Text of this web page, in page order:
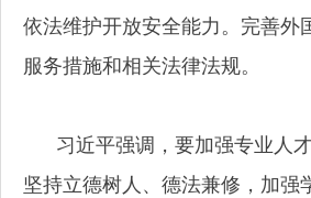
依法维护开放安全能力。完善外
服务措施和相关法律法规。
习近平强调，要加强专业人才
坚持立德树人、德法兼修，加强